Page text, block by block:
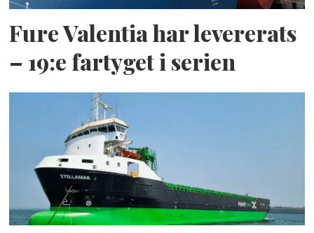
Fure Valentia har levererats
– 19:e fartyget i serien